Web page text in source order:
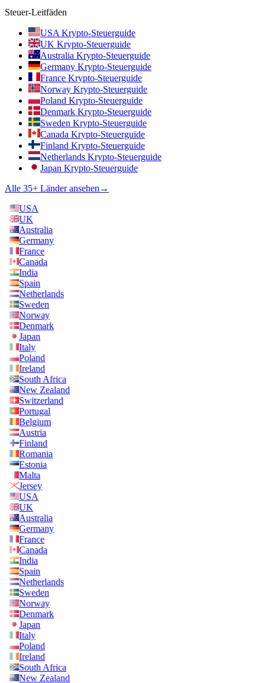
Steuer-Leitfäden
USA Krypto-Steuerguide
UK Krypto-Steuerguide
Australia Krypto-Steuerguide
Germany Krypto-Steuerguide
France Krypto-Steuerguide
Norway Krypto-Steuerguide
Poland Krypto-Steuerguide
Denmark Krypto-Steuerguide
Sweden Krypto-Steuerguide
Canada Krypto-Steuerguide
Finland Krypto-Steuerguide
Netherlands Krypto-Steuerguide
Japan Krypto-Steuerguide
Alle 35+ Länder ansehen →
USA
UK
Australia
Germany
France
Canada
India
Spain
Netherlands
Sweden
Norway
Denmark
Japan
Italy
Poland
Ireland
South Africa
New Zealand
Switzerland
Portugal
Belgium
Austria
Finland
Romania
Estonia
Malta
Jersey
USA
UK
Australia
Germany
France
Canada
India
Spain
Netherlands
Sweden
Norway
Denmark
Japan
Italy
Poland
Ireland
South Africa
New Zealand